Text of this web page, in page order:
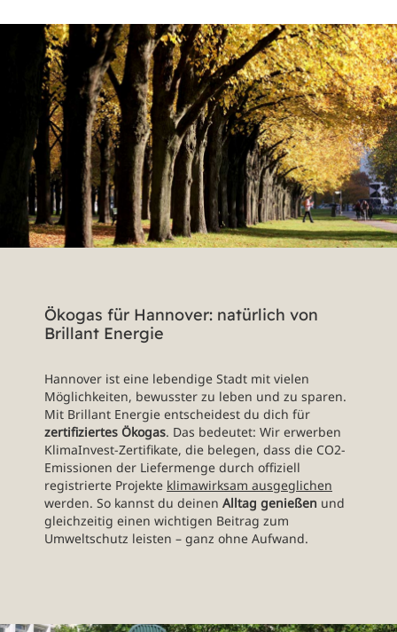
Ökogas für Hannover: natürlich von
Brillant Energie
Hannover ist eine lebendige Stadt mit vielen
Möglichkeiten, bewusster zu leben und zu sparen.
Mit Brillant Energie entscheidest du dich für
zertifiziertes Ökogas. Das bedeutet: Wir erwerben
KlimaInvest-Zertifikate, die belegen, dass die CO2-
Emissionen der Liefermenge durch offiziell
registrierte Projekte klimawirksam ausgeglichen
werden. So kannst du deinen Alltag genießen und
gleichzeitig einen wichtigen Beitrag zum
Umweltschutz leisten – ganz ohne Aufwand.